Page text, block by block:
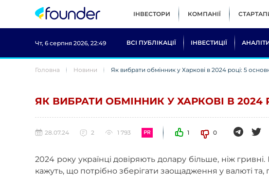
ІНВЕСТОРИ КОМПАНІЇ
Чт, 6 серпня 2026, 22:49 ВСІ ПУБЛІКАЦІЇ ІНВЕСТИЦІЇ
Головна Новини Як вибрати обмінник у Харкові в 2024 році: 5
ЯК ВИБРАТИ ОБМІННИК У ХАРКОВІ В 2024
28.07.24 2 1 793 1 0
2024 року українці довіряють долару більше, ніж
кажуть, що потрібно зберігати заощадження у валюті